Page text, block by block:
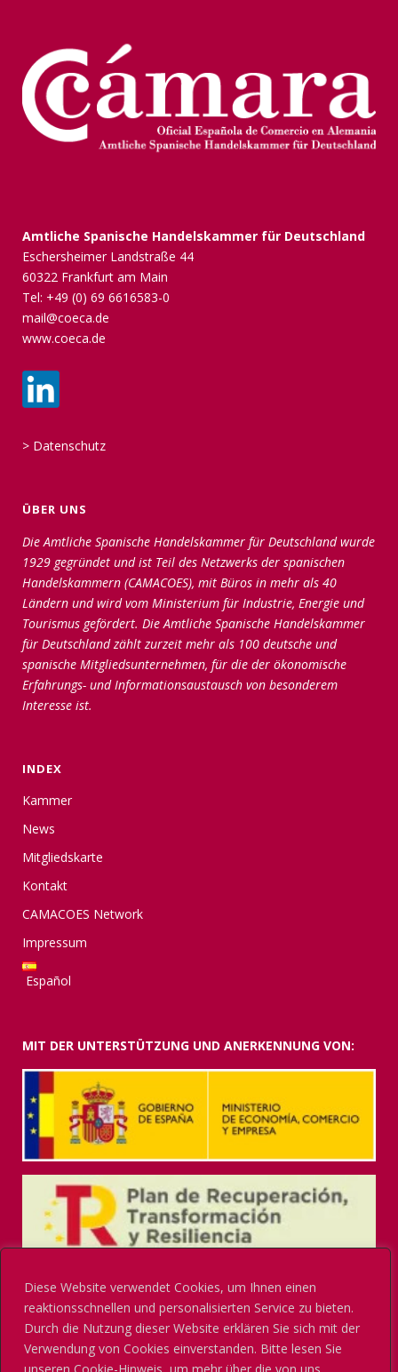
Diese Website verwendet Cookies, um Ihnen einen
reaktionsschnellen und personalisierten Service zu bieten.
Durch die Nutzung dieser Website erklären Sie sich mit der
Verwendung von Cookies einverstanden. Bitte lesen Sie
Amtliche Spanische Handelskammer für Deutschland
Eschersheimer Landstraße 44
60322 Frankfurt am Main
Tel: +49 (0) 69 6616583-0
mail@coeca.de
www.coeca.de
> Datenschutz
ÜBER UNS
Die Amtliche Spanische Handelskammer für Deutschland wurde
1929 gegründet und ist Teil des Netzwerks der spanischen
Handelskammern (CAMACOES), mit Büros in mehr als 40
Ländern und wird vom Ministerium für Industrie, Energie und
Tourismus gefördert. Die Amtliche Spanische Handelskammer
für Deutschland zählt zurzeit mehr als 100 deutsche und
spanische Mitgliedsunternehmen, für die der ökonomische
Erfahrungs- und Informationsaustausch von besonderem
Interesse ist.
INDEX
Kammer
News
Mitgliedskarte
Kontakt
CAMACOES Network
Impressum
Español
MIT DER UNTERSTÜTZUNG UND ANERKENNUNG VON: